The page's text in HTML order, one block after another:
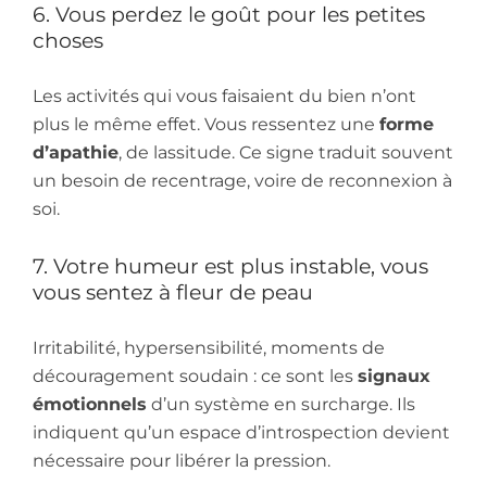
6. Vous perdez le goût pour les petites
choses
Les activités qui vous faisaient du bien n’ont
plus le même effet. Vous ressentez une forme
d’apathie, de lassitude. Ce signe traduit souvent
un besoin de recentrage, voire de reconnexion à
soi.
7. Votre humeur est plus instable, vous
vous sentez à fleur de peau
Irritabilité, hypersensibilité, moments de
découragement soudain : ce sont les signaux
émotionnels d’un système en surcharge. Ils
indiquent qu’un espace d’introspection devient
nécessaire pour libérer la pression.